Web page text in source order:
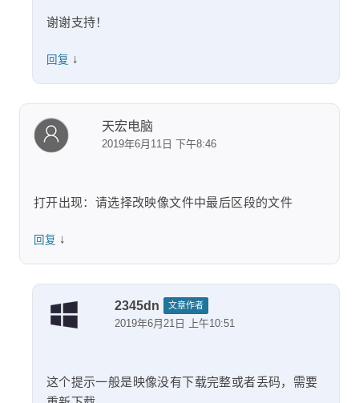
谢谢支持！
回复 ↓
天宏电脑
2019年6月11日 下午8:46
打开出现：请选择改映像文件中最后区段的文件
回复 ↓
2345dn 文章作者
2019年6月21日 上午10:51
这个提示一般是映像没有下载完整或者丢码，需要